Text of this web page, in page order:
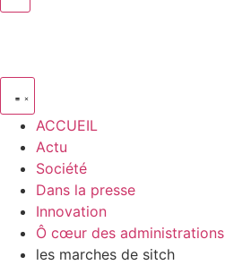
ACCUEIL
Actu
Société
Dans la presse
Innovation
Ô cœur des administrations
les marches de sitch